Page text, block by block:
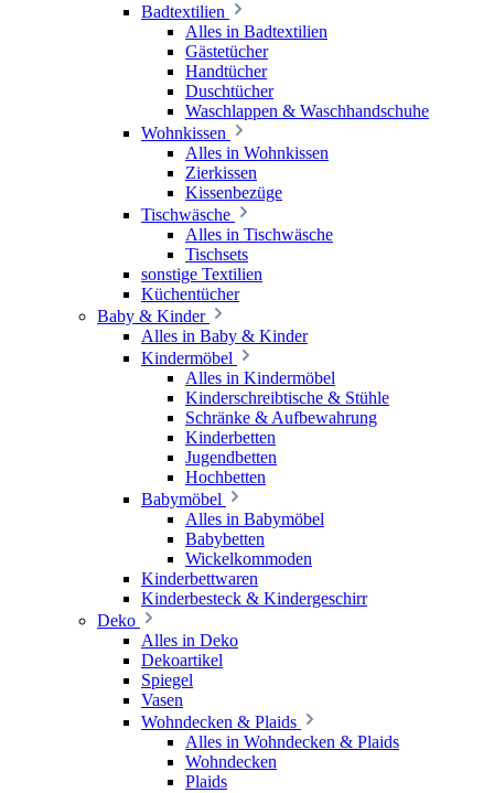
Badtextilien
Alles in Badtextilien
Gästetücher
Handtücher
Duschtücher
Waschlappen & Waschhandschuhe
Wohnkissen
Alles in Wohnkissen
Zierkissen
Kissenbezüge
Tischwäsche
Alles in Tischwäsche
Tischsets
sonstige Textilien
Küchentücher
Baby & Kinder
Alles in Baby & Kinder
Kindermöbel
Alles in Kindermöbel
Kinderschreibtische & Stühle
Schränke & Aufbewahrung
Kinderbetten
Jugendbetten
Hochbetten
Babymöbel
Alles in Babymöbel
Babybetten
Wickelkommoden
Kinderbettwaren
Kinderbesteck & Kindergeschirr
Deko
Alles in Deko
Dekoartikel
Spiegel
Vasen
Wohndecken & Plaids
Alles in Wohndecken & Plaids
Wohndecken
Plaids